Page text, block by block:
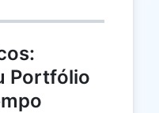
Portfólio